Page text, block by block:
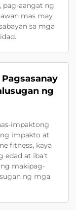
pag-aangat ng
mas may
sa mga
ng
impaktong
impakto at
fitness, kaya
edad at iba't
makipag-
ng mga